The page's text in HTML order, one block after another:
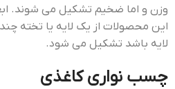
وزن و اما ضخیم تشکیل می شوند.
این محصولات از یک لایه یا تخته
لایه باشد تشکیل می شود.
چسب نواري کاغذي